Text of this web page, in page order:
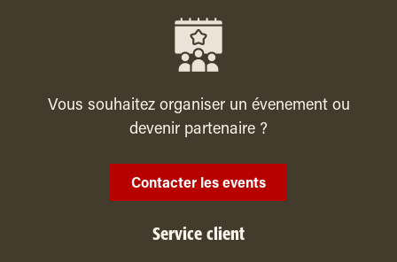
Vous souhaitez organiser un évenement ou
devenir partenaire ?
Contacter les events
Service client